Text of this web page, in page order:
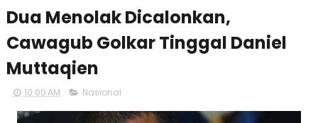
Dua Menolak Dicalonkan,
Cawagub Golkar Tinggal Daniel
Muttaqien
10:00 AM Nasional